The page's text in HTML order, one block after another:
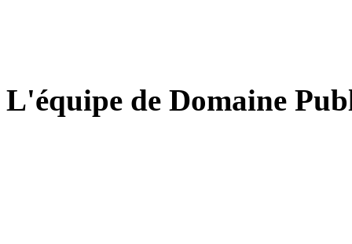
L'équipe de Domaine